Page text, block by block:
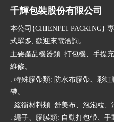
千輝包裝股份有限公司
本公司{CHIENFEI PACKING}
式眾多, 歡迎來電洽詢。
主要產品機器類: 打包機、手提
維修。
. 特殊膠帶類: 防水布膠帶、彩
帶。
. 緩衝材料類: 舒美布、泡泡粒、
. 繩子、膠膜類: 自動打包帶、